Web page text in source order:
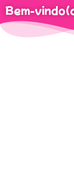
Bem-